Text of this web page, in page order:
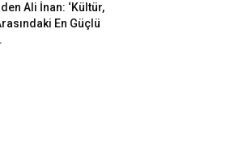
Ali İnan: ‘Kültür,
En Güçlü